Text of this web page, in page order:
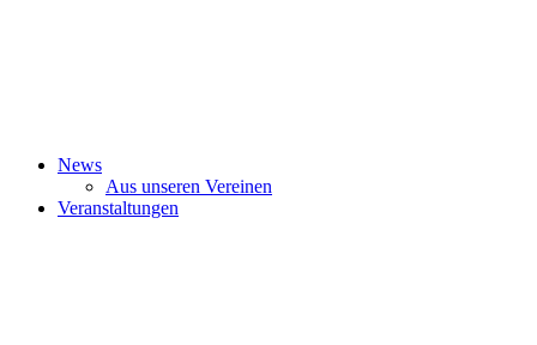
News
Aus unseren Vereinen
Veranstaltungen